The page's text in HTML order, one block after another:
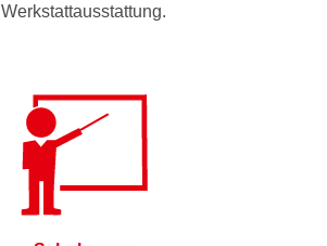
Werkstattausstattung.